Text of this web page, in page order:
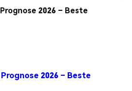
2026 – Beste
2026 – Beste